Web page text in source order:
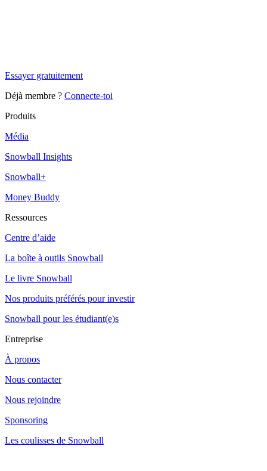
Essayer gratuitement
Déjà membre ? Connecte-toi
Produits
Média
Snowball Insights
Snowball+
Money Buddy
Ressources
Centre d’aide
La boîte à outils Snowball
Le livre Snowball
Nos produits préférés pour investir
Snowball pour les étudiant(e)s
Entreprise
À propos
Nous contacter
Nous rejoindre
Sponsoring
Les coulisses de Snowball